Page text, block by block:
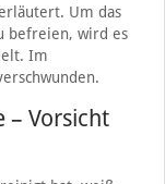
Um das
befreien, wird es
Im
– Vorsicht